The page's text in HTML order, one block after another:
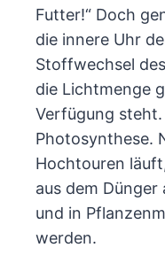
Futter!“ Doch
die innere Uhr
Stoffwechsel
die Lichtmenge
Verfügung
Photosynthese.
Hochtouren
aus dem
und in
werden.